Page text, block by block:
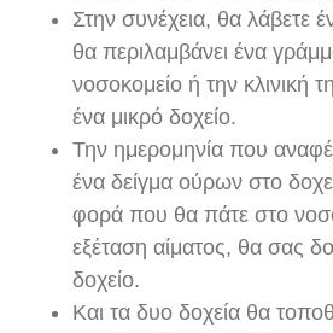
Στην συνέχεια, θα λάβετε
θα περιλαμβάνει ένα
νοσοκομείο ή την κλινική
ένα μικρό δοχείο.
Την ημερομηνία που
ένα δείγμα ούρων στο
φορά που θα πάτε στο
εξέταση αίματος, θα σας
δοχείο.
Και τα δυο δοχεία θα